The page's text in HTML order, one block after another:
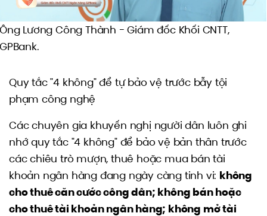
Ông Lương Công Thành - Giám đốc Khối CNTT,
GPBank.
Quy tắc "4 không" để tự bảo vệ trước bẫy tội
phạm công nghệ
Các chuyên gia khuyến nghị người dân luôn ghi
nhớ quy tắc "4 không" để bảo vệ bản thân trước
các chiêu trò mượn, thuê hoặc mua bán tài
khoản ngân hàng đang ngày càng tinh vi: không
cho thuê căn cước công dân; không bán hoặc
cho thuê tài khoản ngân hàng; không mở tài